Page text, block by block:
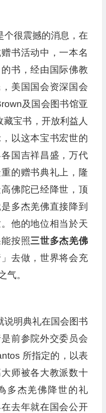
个很震撼的消息，在
书活动中，一本名
书，经由国际佛教
美国国会资深国会
及国会图书馆亚
宝书，开放利益人
以这本宝书宏世的
国吉祥昌盛，万代
的赠书典礼上，隆
佛陀已经降世，顶
多杰羌佛直接降到
他的地位相当於天
按照三世多杰羌佛
去做，世界将会充
气。
说明典礼在国会图书
前参院外交委员会
所指定的，以表
师被各大教派数十
多杰羌佛降世的礼
去年就在国会公开